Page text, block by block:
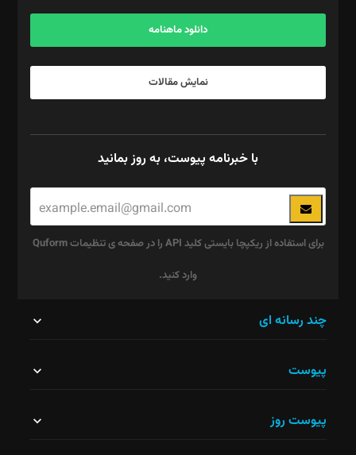
آگهی و مشترکین: ۰۹۱۹۹۹۹۰۴۵۴
دانلود ماهنامه
نمایش مقالات
با خبرنامه پیوست، به روز بمانید
برای استفاده از ریکپچا بایستی کلید API را در صفحه ی تنظیمات Quform
وارد کنید.
نباید
چند رسانه ای
پیوست
پیوست روز